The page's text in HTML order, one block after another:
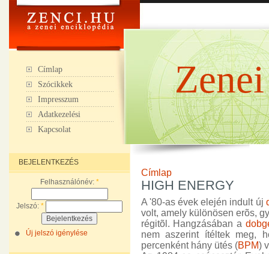
Címlap
Szócikkek
Impresszum
Adatkezelési
Kapcsolat
BEJELENTKEZÉS
Felhasználónév: *
Jelszó: *
Új jelszó igénylése
Címlap
HIGH ENERGY
A '80-as évek elején indult új
volt, amely különösen erõs,
régitõl. Hangzásában a
nem aszerint ítéltek meg,
percenként hány ütés (BPM)